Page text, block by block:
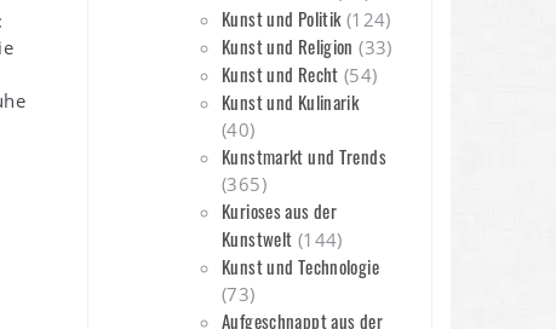
Kunst und Politik(124)
Kunst und Religion (33)
Kunst und Recht (54)
Kunst und Kulinarik
(40)
Kunstmarkt und Trends
(365)
Kurioses aus der
Kunstwelt (144)
Kunst und Technologie
(73)
Aufgeschnappt aus der